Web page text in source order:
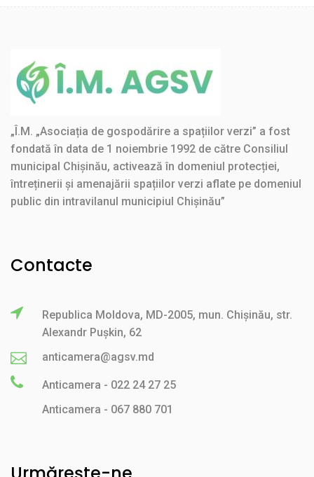
„Î.M. „Asociația de gospodărire a spațiilor verzi” a fost
fondată în data de 1 noiembrie 1992 de către Consiliul
municipal Chișinău, activează în domeniul protecției,
întreținerii și amenajării spațiilor verzi aflate pe domeniul
public din intravilanul municipiul Chișinău”
Contacte
Republica Moldova, MD-2005, mun. Chișinău, str.
Alexandr Pușkin, 62
anticamera@agsv.md
Anticamera - 022 24 27 25
Anticamera - 067 880 701